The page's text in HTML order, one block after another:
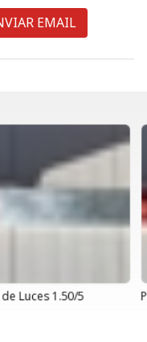
EMAIL
Luces 1.50/5